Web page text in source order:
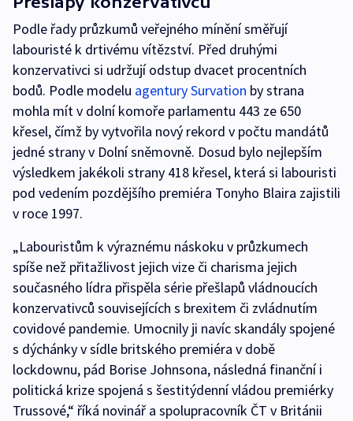
Podle řady průzkumů veřejného mínění směřují
labouristé k drtivému vítězství. Před druhými
konzervativci si udržují odstup dvacet procentních
bodů. Podle modelu agentury Survation by strana
mohla mít v dolní komoře parlamentu 443 ze 650
křesel, čímž by vytvořila nový rekord v počtu mandátů
jedné strany v Dolní sněmovně. Dosud bylo nejlepším
výsledkem jakékoli strany 418 křesel, která si labouristi
pod vedením pozdějšího premiéra Tonyho Blaira zajistili
v roce 1997.
„Labouristům k výraznému náskoku v průzkumech
spíše než přitažlivost jejich vize či charisma jejich
současného lídra přispěla série přešlapů vládnoucích
konzervativců souvisejících s brexitem či zvládnutím
covidové pandemie. Umocnily ji navíc skandály spojené
s dýchánky v sídle britského premiéra v době
lockdownu, pád Borise Johnsona, následná finanční i
politická krize spojená s šestitýdenní vládou premiérky
Trussové,“ říká novinář a spolupracovník ČT v Británii